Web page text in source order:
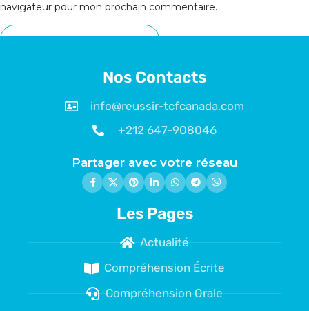
navigateur pour mon prochain commentaire.
Nos Contacts
info@reussir-tcfcanada.com
+212 647-908046
Partager avec votre réseau
Les Pages
Actualité
Compréhension Écrite
Compréhension Orale